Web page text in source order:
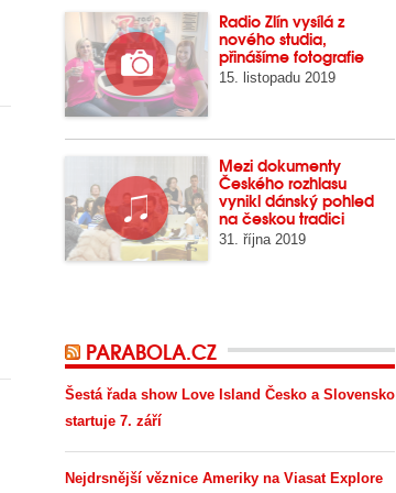
Radio Zlín vysílá z
nového studia,
přinášíme fotografie
15. listopadu 2019
Mezi dokumenty
Českého rozhlasu
vynikl dánský pohled
na českou tradici
31. října 2019
PARABOLA.CZ
Šestá řada show Love Island Česko a Slovensko
startuje 7. září
Nejdrsnější věznice Ameriky na Viasat Explore